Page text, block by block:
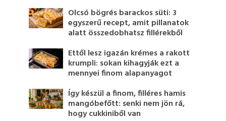
Olcsó bögrés barackos süti: 3
egyszerű recept, amit pillanatok
alatt összedobhatsz fillérekből
Ettől lesz igazán krémes a rakott
krumpli: sokan kihagyják ezt a
mennyei finom alapanyagot
Így készül a finom, filléres hamis
mangóbefőtt: senki nem jön rá,
hogy cukkiniből van